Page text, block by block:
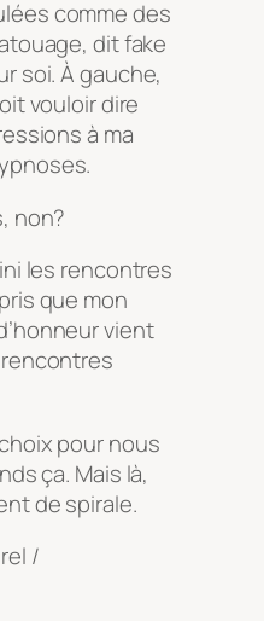
comme des
dit fake
soi. À gauche,
vouloir dire
à ma
non?
les rencontres
que mon
vient
pour nous
ça. Mais là,
de spirale.
/